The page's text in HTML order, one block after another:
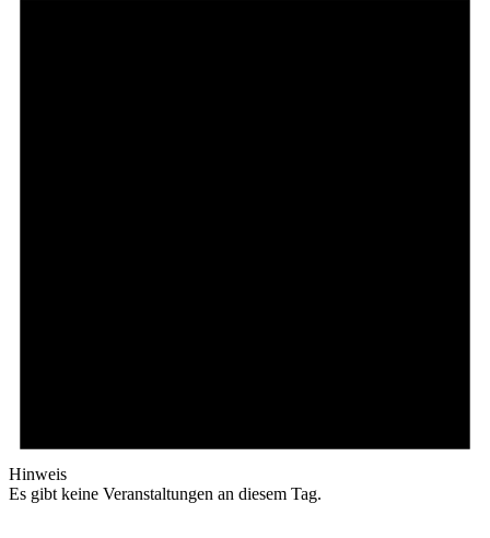
Hinweis
Es gibt keine Veranstaltungen an diesem Tag.